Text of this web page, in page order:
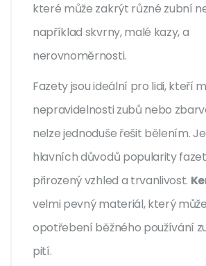
které může zakrýt různé zubní
například skvrny, malé kazy, a
nerovnoměrnosti.
Fazety jsou ideální pro lidi, kteří
nepravidelnosti zubů nebo
nelze jednoduše řešit bělením.
hlavních důvodů popularity
přirozený vzhled a trvanlivost.
velmi pevný materiál, který
opotřebení běžného používání
pití.